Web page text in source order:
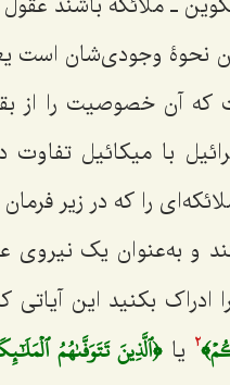
نحوۀ وجودی‌شان است
آن خصوصیت را از
با میکائیل تفاوت
را که در زیر
و به‌عنوان یک نیروی
بکنید این آیاتی
2 یا﴿ٱلَّذِينَ تَتَوَفَّىٰهُمُ